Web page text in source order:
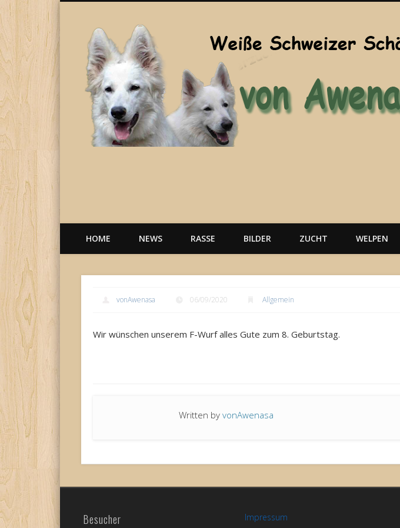
Welpen, weiße Schäferhunde, Hunde, Berger Blanc Suisse
HOME NEWS RASSE BILDER ZUCHT WELPEN
vonAwenasa 06/09/2020 Allgemein
Wir wünschen unserem F-Wurf alles Gute zum 8. Geburtstag.
Written byvonAwenasa
Besucher Impressum